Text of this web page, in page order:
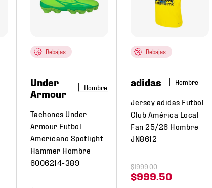
Rebajas
Under
Armour
Hombre
Tachones Under
Armour Futbol
Americano Spotlight
Hammer Hombre
6006214-389
Rebajas
adidas Hombre
Jersey adidas Futbol
Club América Local
Fan 25/26 Hombre
JN8612
$999 50
$1999.00